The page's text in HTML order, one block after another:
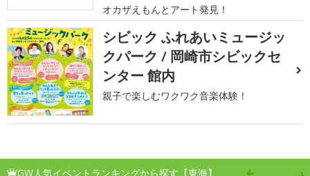
オカザえもんとアート発見！
シビック ふれあいミュージッ
クパーク / 岡崎市シビックセ
ンター 館内
親子で楽しむワクワク音楽体験！
GW人気イベントランキングから探す【東海】